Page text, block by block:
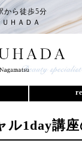
から徒歩5分
ＨＡＤＡ
ル1day講